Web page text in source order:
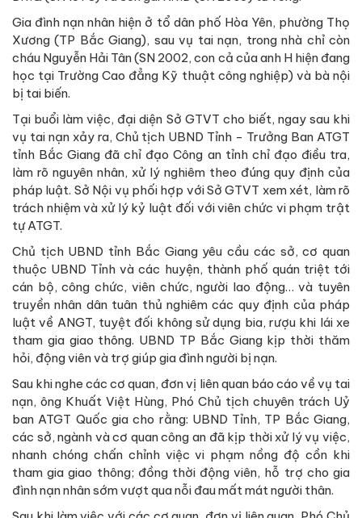
Gia đình nạn nhân hiện ở tổ dân phố Hòa Yên, phường Thọ
Xương (TP Bắc Giang), sau vụ tai nạn, trong nhà chỉ còn
cháu Nguyễn Hải Tân (SN 2002, con cả của anh H hiện đang
học tại Trường Cao đẳng Kỹ thuật công nghiệp) và bà nội
bị tai biến.
Tại buổi làm việc, đại diện Sở GTVT cho biết, ngay sau khi
vụ tai nạn xảy ra, Chủ tịch UBND Tỉnh - Trưởng Ban ATGT
tỉnh Bắc Giang đã chỉ đạo Công an tỉnh chỉ đạo điều tra,
làm rõ nguyên nhân, xử lý nghiêm theo đúng quy định của
pháp luật. Sở Nội vụ phối hợp với Sở GTVT xem xét, làm rõ
trách nhiệm và xử lý kỷ luật đối với viên chức vi phạm trật
tự ATGT.
Chủ tịch UBND tỉnh Bắc Giang yêu cầu các sở, cơ quan
thuộc UBND Tỉnh và các huyện, thành phố quán triệt tới
cán bộ, công chức, viên chức, người lao động… và tuyên
truyền nhân dân tuân thủ nghiêm các quy định của pháp
luật về ANGT, tuyệt đối không sử dụng bia, rượu khi lái xe
tham gia giao thông. UBND TP Bắc Giang kịp thời thăm
hỏi, động viên và trợ giúp gia đình người bị nạn.
Sau khi nghe các cơ quan, đơn vị liên quan báo cáo về vụ tai
nạn, ông Khuất Việt Hùng, Phó Chủ tịch chuyên trách Uỷ
ban ATGT Quốc gia cho rằng: UBND Tỉnh, TP Bắc Giang,
các sở, ngành và cơ quan công an đã kịp thời xử lý vụ việc,
nhanh chóng chấn chỉnh việc vi phạm nồng độ cồn khi
tham gia giao thông; đồng thời động viên, hỗ trợ cho gia
đình nạn nhân sớm vượt qua nỗi đau mất mát người thân.